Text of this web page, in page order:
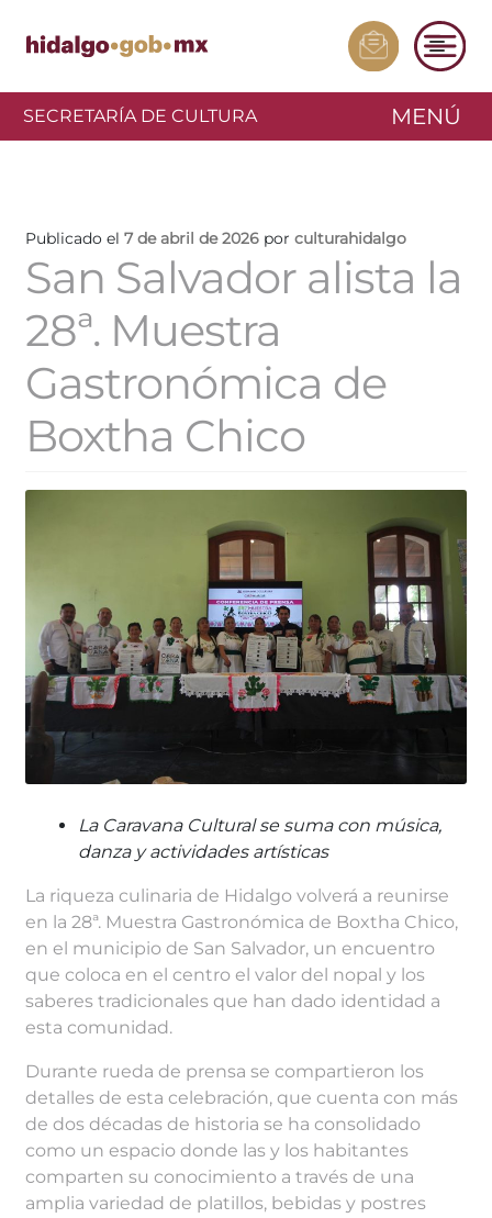
SECRETARÍA DE CULTURA MENÚ
Publicado el 7 de abril de 2026 por culturahidalgo
San Salvador alista la
28ª. Muestra
Gastronómica de
Boxtha Chico
La Caravana Cultural se suma con música,
danza y actividades artísticas
La riqueza culinaria de Hidalgo volverá a reunirse
en la 28ª. Muestra Gastronómica de Boxtha Chico,
en el municipio de San Salvador, un encuentro
que coloca en el centro el valor del nopal y los
saberes tradicionales que han dado identidad a
esta comunidad.
Durante rueda de prensa se compartieron los
detalles de esta celebración, que cuenta con más
de dos décadas de historia se ha consolidado
como un espacio donde las y los habitantes
comparten su conocimiento a través de una
amplia variedad de platillos, bebidas y postres